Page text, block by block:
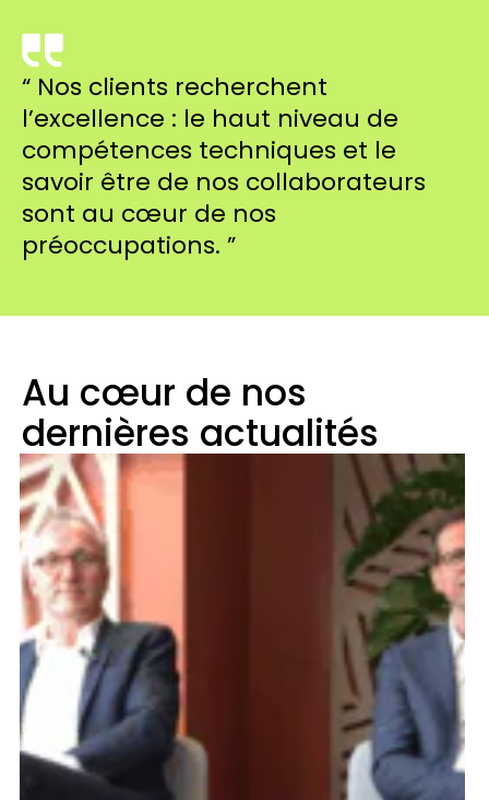
“ Nos clients recherchent
l’excellence : le haut niveau de
compétences techniques et le
savoir être de nos collaborateurs
sont au cœur de nos
préoccupations. ”
Au cœur de nos
dernières actualités